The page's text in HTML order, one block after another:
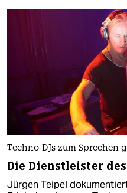
Techno-DJs zum Sprechen
Die Dienstleister des
Jürgen Teipel